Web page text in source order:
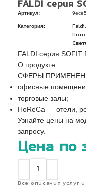
FALDI серия
Артикул:
Категория: Faldi
FALDI серия SOFIT
О продукте
СФЕРЫ
офисные
торговые залы;
HoReCa — отели,
Узнайте цены на
запросу.
Цена по
Все описания услуг